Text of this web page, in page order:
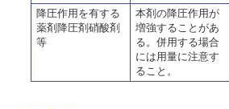
降圧作用を有する
薬剤降圧剤硝酸剤
等
本剤の降圧作用が
増強することがあ
る。併用する場合
には用量に注意す
ること。